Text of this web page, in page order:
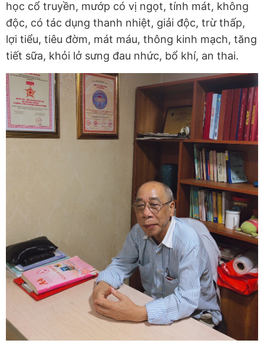
học cổ truyền, mướp có vị ngọt, tính mát, không
độc, có tác dụng thanh nhiệt, giải độc, trừ thấp,
lợi tiểu, tiêu đờm, mát máu, thông kinh mạch, tăng
tiết sữa, khỏi lở sưng đau nhức, bổ khí, an thai.